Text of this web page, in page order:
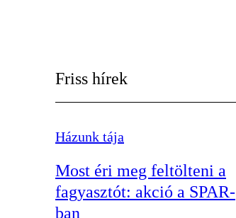
Friss hírek
Házunk tája
Most éri meg feltölteni a
fagyasztót: akció a SPAR-
ban